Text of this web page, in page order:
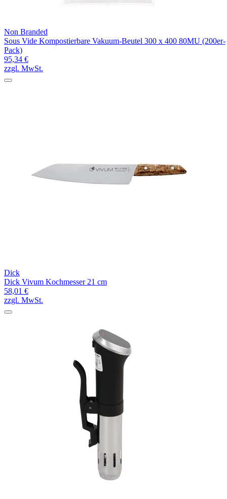
Non Branded
Sous Vide Kompostierbare Vakuum-Beutel 300 x 400 80MU (200er-
Pack)
95,34 €
zzgl. MwSt.
Dick
Dick Vivum Kochmesser 21 cm
58,01 €
zzgl. MwSt.